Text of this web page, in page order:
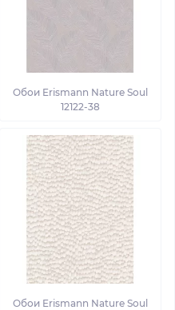
Обои Erismann Nature Soul
12122-38
Обои Erismann Nature Soul